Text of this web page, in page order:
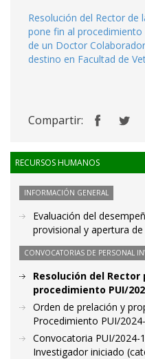
Resolución del Rector de
pone fin al
de un Doctor
destino en Facultad de
Compartir:
RECURSOS HUMANOS
INFORMACIÓN GENERAL
Evaluación del
provisional y apertura
CONVOCATORIAS DE PERSONAL
Resolución del
procedimiento PUI/
Orden de prelación y
Procedimiento PUI/
Convocatoria PUI/2024-
Investigador iniciado